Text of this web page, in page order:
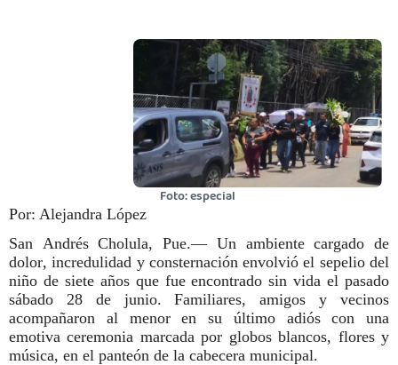
Foto: especial
Por: Alejandra López
San Andrés Cholula, Pue.— Un ambiente cargado de
dolor, incredulidad y consternación envolvió el sepelio del
niño de siete años que fue encontrado sin vida el pasado
sábado 28 de junio. Familiares, amigos y vecinos
acompañaron al menor en su último adiós con una
emotiva ceremonia marcada por globos blancos, flores y
música, en el panteón de la cabecera municipal.